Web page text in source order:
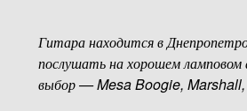
Гитара находится в
послушать на хорошем ламповом
выбор — Mesa Boogie,